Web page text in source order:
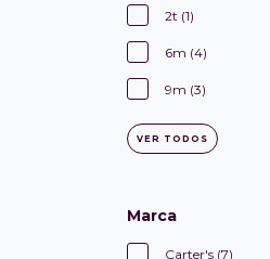
2t (1)
6m (4)
9m (3)
VER TODOS
Marca
Carter's (7)